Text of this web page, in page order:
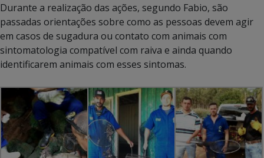
Durante a realização das ações, segundo Fabio, são
passadas orientações sobre como as pessoas devem agir
em casos de sugadura ou contato com animais com
sintomatologia compatível com raiva e ainda quando
identificarem animais com esses sintomas.